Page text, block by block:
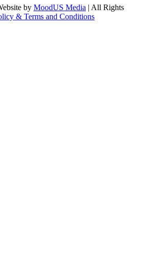
by MoodUS Media | All Rights
& Terms and Conditions